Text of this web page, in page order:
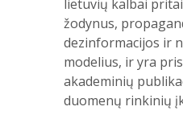
lietuvių kalbai
žodynus,
dezinformacijos ir
modelius, ir yra
akademinių
duomenų rinkinių